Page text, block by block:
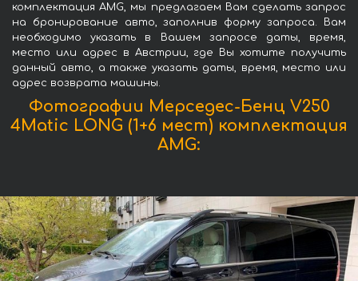
комплектация AMG, мы предлагаем Вам сделать запрос
на бронирование авто, заполнив форму запроса. Вам
необходимо указать в Вашем запросе даты, время,
место или адрес в Австрии, где Вы хотите получить
данный авто, а также указать даты, время, место или
адрес возврата машины.
Фотографии Мерседес-Бенц V250
4Matic LONG (1+6 мест) комплектация
AMG: